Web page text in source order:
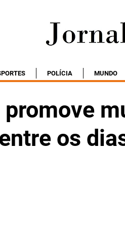
POLÍCIA MUNDO
os